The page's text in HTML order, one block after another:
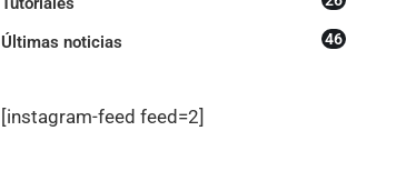
Últimas noticias 46
[instagram-feed feed=2]